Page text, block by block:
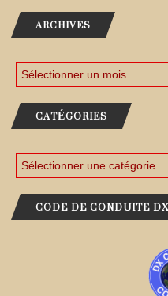
ARCHIVES
CATÉGORIES
CODE DE CONDUITE DX